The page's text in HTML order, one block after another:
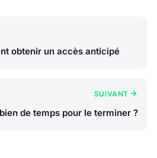
obtenir un accès anticipé
SUIVANT
de temps pour le terminer ?